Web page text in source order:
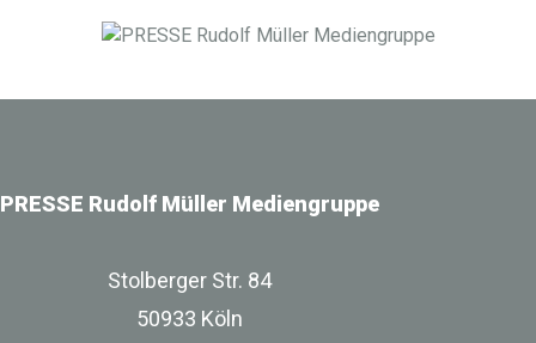
PRESSE Rudolf Müller Mediengruppe
Stolberger Str. 84
50933 Köln